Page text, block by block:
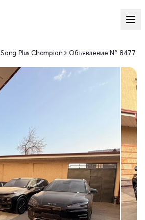
Song Plus Champion Объявление № 8477